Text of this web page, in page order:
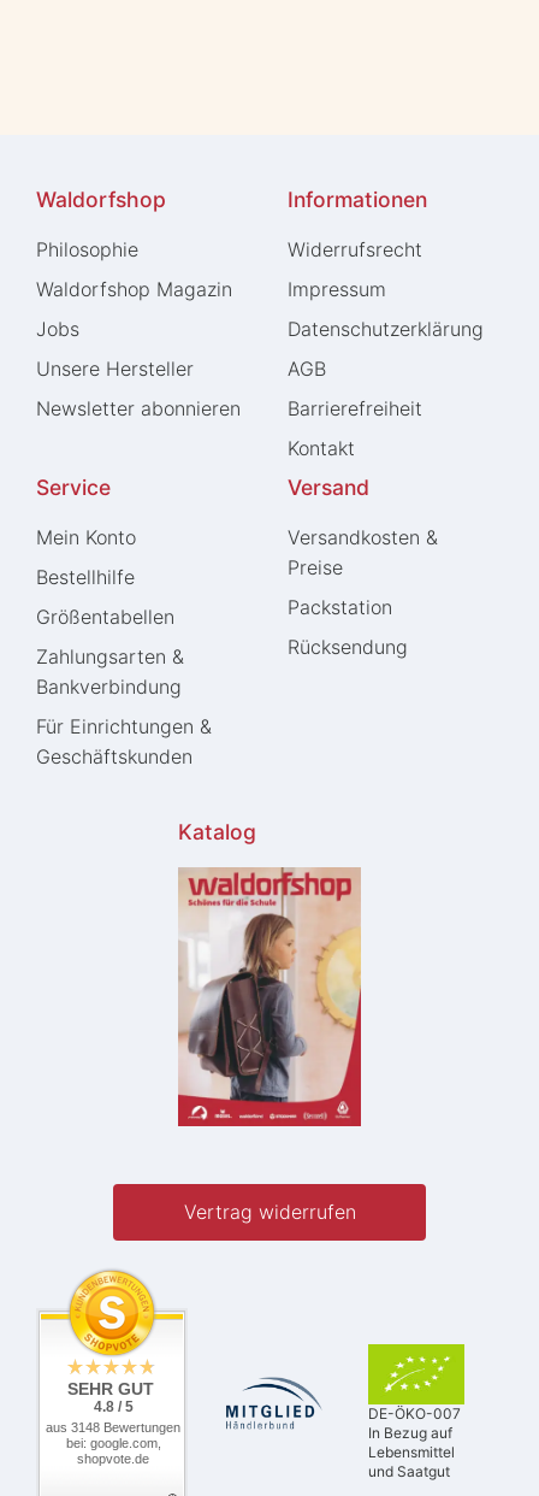
Waldorfshop
Philosophie
Waldorfshop Magazin
Jobs
Unsere Hersteller
Newsletter abonnieren
Informationen
Widerrufs­recht
Impressum
Daten­schutz­erklärung
AGB
Barrierefreiheit
Kontakt
Service
Mein Konto
Bestellhilfe
Größentabellen
Zahlungsarten &
Bankverbindung
Für Einrichtungen &
Geschäftskunden
Versand
Versandkosten &
Preise
Packstation
Rücksendung
Katalog
Vertrag widerrufen
SEHR GUT
4.8 / 5
aus 3148 Bewertungen
bei: google.com,
shopvote.de
DE-ÖKO-007
In Bezug auf
Lebensmittel
und Saatgut